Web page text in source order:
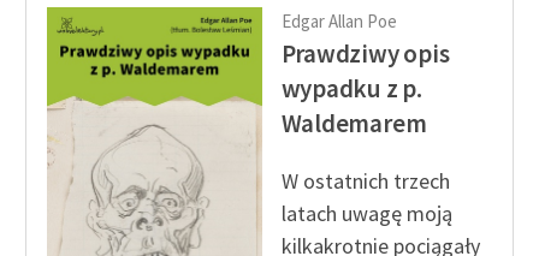
Edgar Allan Poe
Prawdziwy opis
wypadku z p.
Waldemarem
W ostatnich trzech
latach uwagę moją
kilkakrotnie pociągały